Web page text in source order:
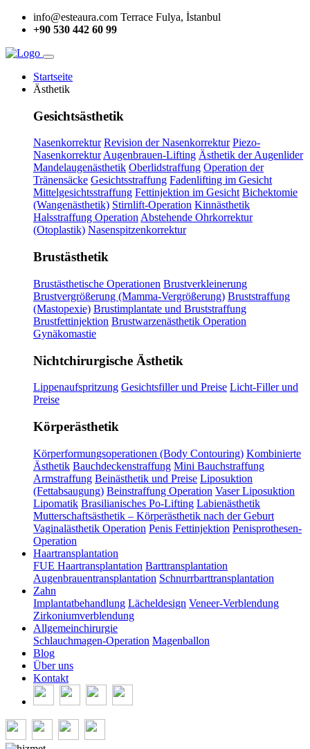
info@esteaura.com Terrace Fulya, İstanbul
+90 530 442 60 99
Startseite
Ästhetik
Gesichtsästhetik
Nasenkorrektur Revision der Nasenkorrektur Piezo-
NasenkorrekturAugenbrauen-Lifting Ästhetik der Augenlider
Mandelaugenästhetik Oberlidstraffung Operation der
Tränensäcke Gesichtsstraffung Fadenlifting im Gesicht
Mittelgesichtsstraffung Fettinjektion im Gesicht Bichektomie
(Wangenästhetik) Stirnlift-Operation Kinnästhetik
Halsstraffung OperationAbstehende Ohrkorrektur
(Otoplastik) Nasenspitzenkorrektur
Brustästhetik
Brustästhetische Operationen Brustverkleinerung
Brustvergrößerung (Mamma-Vergrößerung) Bruststraffung
(Mastopexie) Brustimplantate und Bruststraffung
Brustfettinjektion Brustwarzenästhetik Operation
Gynäkomastie
Nichtchirurgische Ästhetik
Lippenaufspritzung Gesichtsfiller und Preise Licht-Filler und
Preise
Körperästhetik
Körperformungsoperationen (Body Contouring) Kombinierte
Ästhetik Bauchdeckenstraffung Mini Bauchstraffung
Armstraffung Beinästhetik und Preise Liposuktion
(Fettabsaugung) Beinstraffung Operation Vaser Liposuktion
Lipomatik Brasilianisches Po-Lifting Labienästhetik
Mutterschaftsästhetik – Körperästhetik nach der Geburt
Vaginalästhetik Operation Penis Fettinjektion Penisprothesen-
Operation
Haartransplantation
FUE Haartransplantation Barttransplantation
Augenbrauentransplantation Schnurrbarttransplantation
Zahn
Implantatbehandlung Lächeldesign Veneer-Verblendung
Zirkoniumverblendung
Allgemeinchirurgie
Schlauchmagen-Operation Magenballon
Blog
Über uns
Kontakt